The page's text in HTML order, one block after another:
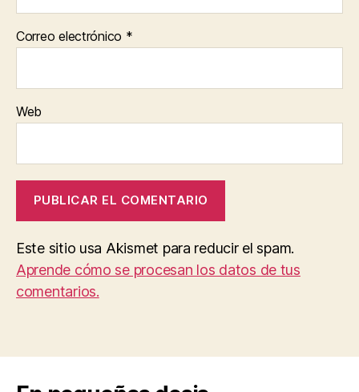
Correo electrónico *
Web
Este sitio usa Akismet para reducir el spam.
Aprende cómo se procesan los datos de tus
comentarios.